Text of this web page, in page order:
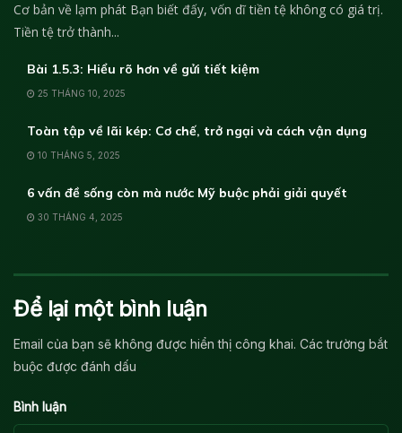
Cơ bản về lạm phát Bạn biết đấy, vốn dĩ tiền tệ không có giá trị.
Tiền tệ trở thành...
Bài 1.5.3: Hiểu rõ hơn về gửi tiết kiệm
25 THÁNG 10, 2025
Toàn tập về lãi kép: Cơ chế, trở ngại và cách vận dụng
10 THÁNG 5, 2025
6 vấn đề sống còn mà nước Mỹ buộc phải giải quyết
30 THÁNG 4, 2025
Để lại một bình luận
Email của bạn sẽ không được hiển thị công khai. Các trường bắt
buộc được đánh dấu
Bình luận